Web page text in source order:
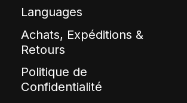
Languages
Achats, Expéditions &
Retours
Politique de
Confidentialité